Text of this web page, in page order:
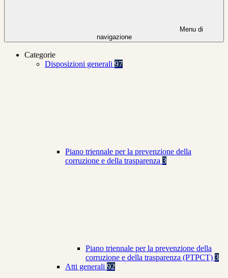
Menu di
navigazione
Categorie
Disposizioni generali 97
Piano triennale per la prevenzione della
corruzione e della trasparenza 3
Piano triennale per la prevenzione della
corruzione e della trasparenza (PTPCT) 3
Atti generali 92